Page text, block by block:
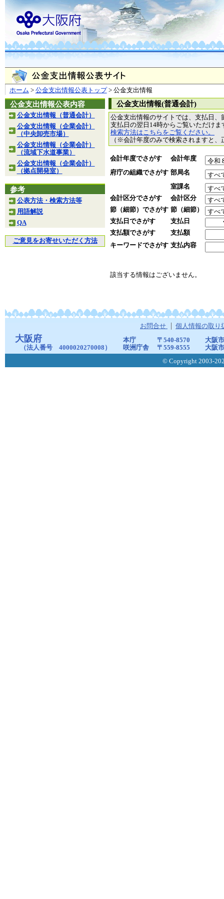
ホーム > 公金支出情報公表トップ> 公金支出情報
公金支出情報公表内容
公金支出情報（普通会計）
公金支出情報（企業会計）
（中央卸売市場）
公金支出情報（企業会計）
（流域下水道事業）
公金支出情報（企業会計）
（拠点開発室）
参考
公表方法・検索方法等
用語解説
QA
ご意見をお寄せいただく方法
公金支出情報(普通会計)
公金支出情報のサイトでは、支払日
支払日の翌日14時からご覧いただけ
検索方法はこちらをご覧ください。
（※会計年度のみで検索されますと
会計年度でさがす
会計年度
府庁の組織でさがす 部局名
室課名
会計区分でさがす
会計区分
節（細節）でさがす 節（細節）
支払日でさがす
支払日
支払額でさがす
支払額
キーワードでさがす 支払内容
該当する情報はございません。
お問合せ 個人情報の取り
大阪府
（法人番号 4000020270008）
本庁 〒540-8570
大阪
咲洲庁舎
〒559-8555
大阪
© Copyright 2003-